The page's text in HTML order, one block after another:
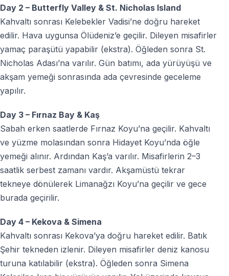
Day 2 – Butterfly Valley & St. Nicholas Island
Kahvaltı sonrası Kelebekler Vadisi’ne doğru hareket
edilir. Hava uygunsa Ölüdeniz’e geçilir. Dileyen misafirler
yamaç paraşütü yapabilir (ekstra). Öğleden sonra St.
Nicholas Adası’na varılır. Gün batımı, ada yürüyüşü ve
akşam yemeği sonrasında ada çevresinde geceleme
yapılır.
Day 3 – Fırnaz Bay & Kaş
Sabah erken saatlerde Fırnaz Koyu’na geçilir. Kahvaltı
ve yüzme molasından sonra Hidayet Koyu’nda öğle
yemeği alınır. Ardından Kaş’a varılır. Misafirlerin 2–3
saatlik serbest zamanı vardır. Akşamüstü tekrar
tekneye dönülerek Limanağzı Koyu’na geçilir ve gece
burada geçirilir.
Day 4 – Kekova & Simena
Kahvaltı sonrası Kekova’ya doğru hareket edilir. Batık
Şehir tekneden izlenir. Dileyen misafirler deniz kanosu
turuna katılabilir (ekstra). Öğleden sonra Simena